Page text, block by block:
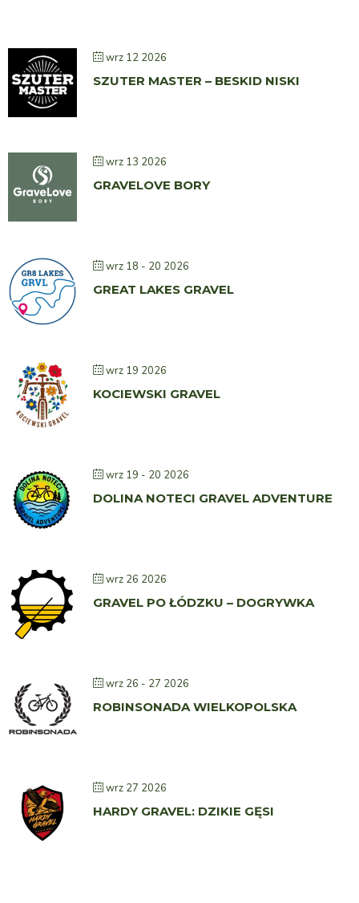
wrz 12 2026
SZUTER MASTER – BESKID NISKI
wrz 13 2026
GRAVELOVE BORY
wrz 18 - 20 2026
GREAT LAKES GRAVEL
wrz 19 2026
KOCIEWSKI GRAVEL
wrz 19 - 20 2026
DOLINA NOTECI GRAVEL ADVENTURE
wrz 26 2026
GRAVEL PO ŁÓDZKU – DOGRYWKA
wrz 26 - 27 2026
ROBINSONADA WIELKOPOLSKA
wrz 27 2026
HARDY GRAVEL: DZIKIE GĘSI